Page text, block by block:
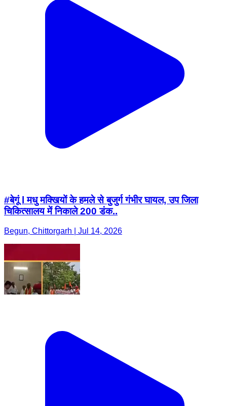
#बेगूं l मधु मक्खियों के हमले से बुजुर्ग गंभीर घायल, उप जिला
चिकित्सालय में निकाले 200 डंक..
Begun, Chittorgarh | Jul 14, 2026